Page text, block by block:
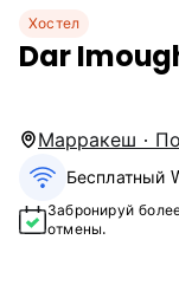
Хостел
Dar
Марракеш ·
Бесплатный
Забронируй
отмены.